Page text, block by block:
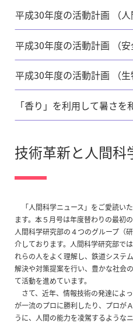
平成30年度の活動計画 （人
平成30年度の活動計画 （安
平成30年度の活動計画 （生
「香り」を利用して暑さを
技術革新と人間科
「人間科学ニュース」をご愛読い
ます。本５月号は年度替わりの最初
人間科学研究部の４つのグループ（
介しております。人間科学研究部で
れらの人をよく理解し、鉄道システ
解決や対策提案を行い、豊かな社会
て活動を進めています。
さて、近年、情報技術の発達によ
が一流のプロに勝利したり、プロが
うに、人間の能力を凌駕するような